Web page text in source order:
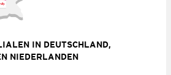
IN DEUTSCHLAND,
NIEDERLANDEN